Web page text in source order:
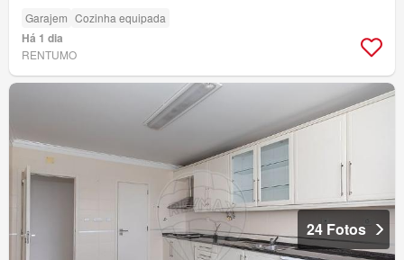
Garajem Cozinha equipada
Há 1 dia
RENTUMO
24 Fotos